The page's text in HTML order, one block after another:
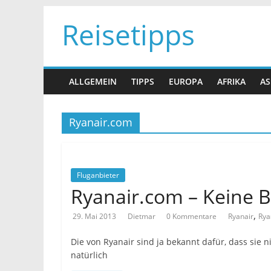
Inhalt
springen
Reisetipps
ALLGEMEIN TIPPS EUROPA AFRIKA
Ryanair.com
Fluganbieter
Ryanair.com – Keine
29. Mai 2013 Dietmar 0 Kommentare Ryanair,
Die von Ryanair sind ja bekannt dafür, dass sie
natürlich